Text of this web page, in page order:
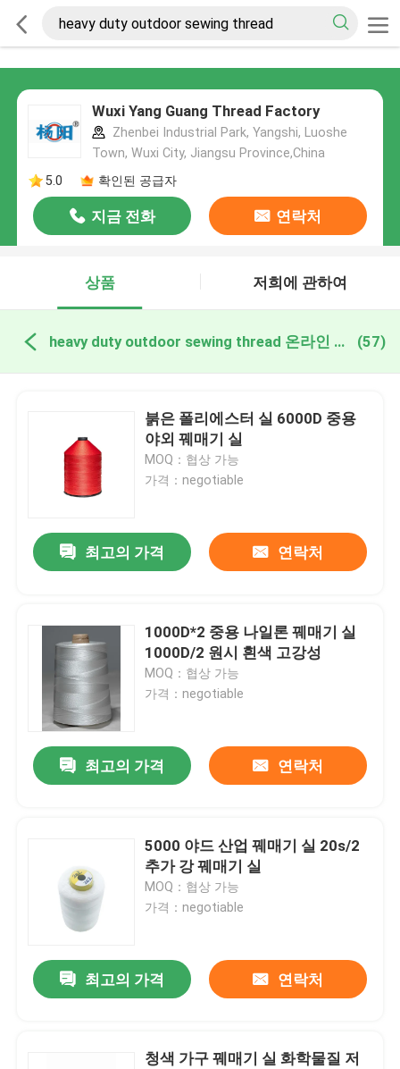
Wuxi Yang Guang Thread Factory
Zhenbei Industrial Park, Yangshi, Luoshe
Town, Wuxi City, Jiangsu Province,China
5.0
확인된 공급자
지금 전화 연락처
상품 저희에 관하여
heavy duty outdoor sewing thread 온라인 제조 (57)
붉은 폴리에스터 실 6000D 중용
야외 꿰매기 실
MOQ：협상 가능
가격：negotiable
최고의 가격 연락처
1000D*2 중용 나일론 꿰매기 실
1000D/2 원시 흰색 고강성
MOQ：협상 가능
가격：negotiable
최고의 가격 연락처
5000 야드 산업 꿰매기 실 20s/2
추가 강 꿰매기 실
MOQ：협상 가능
가격：negotiable
최고의 가격 연락처
청색 가구 꿰매기 실 화학물질 저